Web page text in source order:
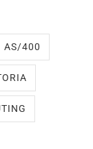
AS/400